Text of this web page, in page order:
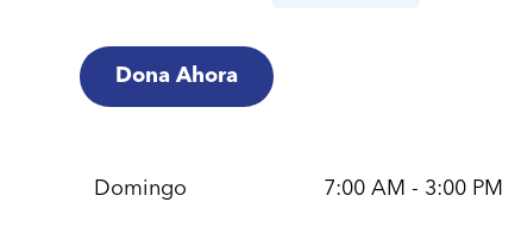
Dona Ahora
Domingo 7:00 AM - 3:00 PM